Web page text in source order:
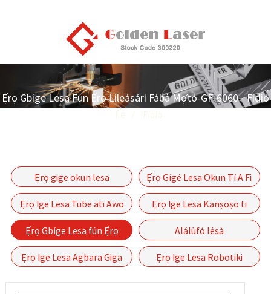
Ẹ̀rọ Gbíge Lesa Fún Ẹ̀rọ Líleásárì Fábà Mọ́tò-GF-6060 - Fídíò
Ẹrọ gige okun lesa
laifọwọyi P-(A) Series
Ẹ̀rọ Gígé Lesa Okun Tí A Fi
Pa Mọ́
Ẹrọ Ige Lesa Tube ati Awo
Ẹrọ Ige Lesa Kanṣoṣo ti
Okun Lesa GF Series
Ẹ̀rọ Gbíge Lesa fún Ẹ̀rọ
Mọ́tò Onílà-GF-6060
Alálùfó lésà
Ẹrọ Ige Lesa Agbara Giga Ẹrọ Ige Lesa Robotiki